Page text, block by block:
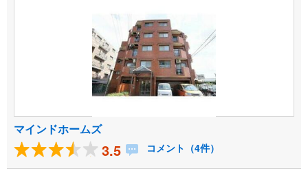
マインドホームズ
3.5 コメント（4件）